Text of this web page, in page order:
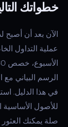
خطواتك
الآن بعد أن أصبح
عملية التداول
الرسم البياني مع
في هذا الدليل.
للأصول الأساسية
صلة يمكنك العثور